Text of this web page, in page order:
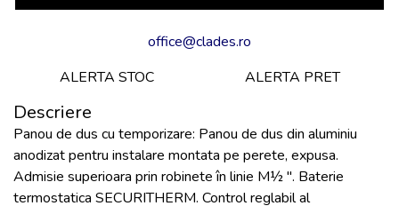
office@clades.ro
ALERTA STOC
ALERTA PRET
Descriere
Panou de dus cu temporizare: Panou de dus din aluminiu
anodizat pentru instalare montata pe perete, expusa.
Admisie superioara prin robinete în linie M½ ". Baterie
termostatica SECURITHERM. Control reglabil al